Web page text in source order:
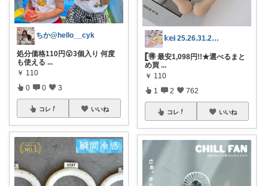
ちか@hello__cyk
処分価格110円😮3個入り 何度
も使える ...
￥ 110
0 0 3
コレ いいね
𝕜𝕖𝕚 25.26.31.2日💓
𓊈🉐 最安1,098円!!★選べるまと
め買 ...
￥ 110
1 2 762
コレ いいね